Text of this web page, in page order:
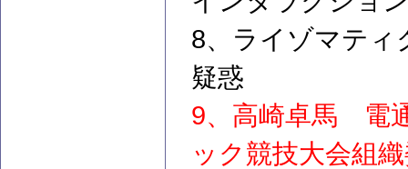
8、ライゾマティ
疑惑
9、高崎卓馬 電
ック競技大会組